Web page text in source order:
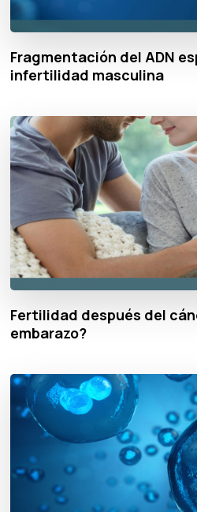
Fragmentación del ADN
infertilidad masculina
Fertilidad después del
embarazo?